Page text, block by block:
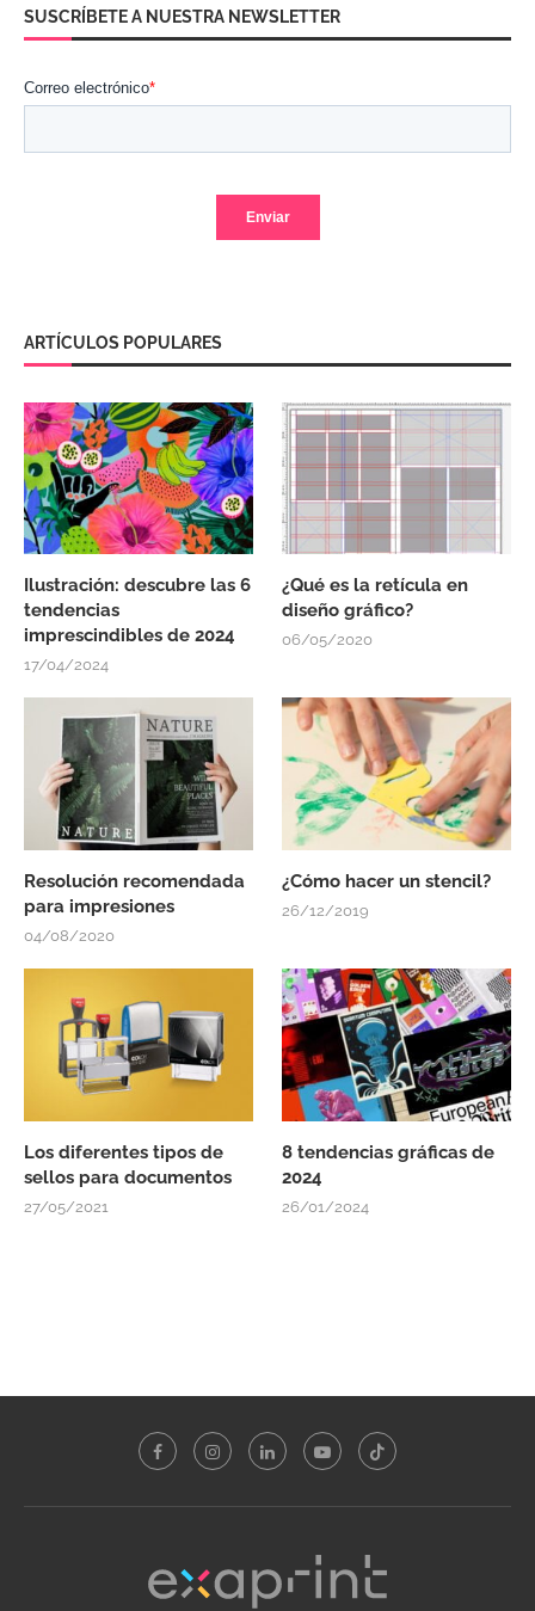
SUSCRÍBETE A NUESTRA NEWSLETTER
ARTÍCULOS POPULARES
Ilustración: descubre las 6
tendencias
imprescindibles de 2024
17/04/2024
¿Qué es la retícula en
diseño gráfico?
06/05/2020
Resolución recomendada
para impresiones
04/08/2020
¿Cómo hacer un stencil?
26/12/2019
Los diferentes tipos de
sellos para documentos
27/05/2021
8 tendencias gráficas de
2024
26/01/2024